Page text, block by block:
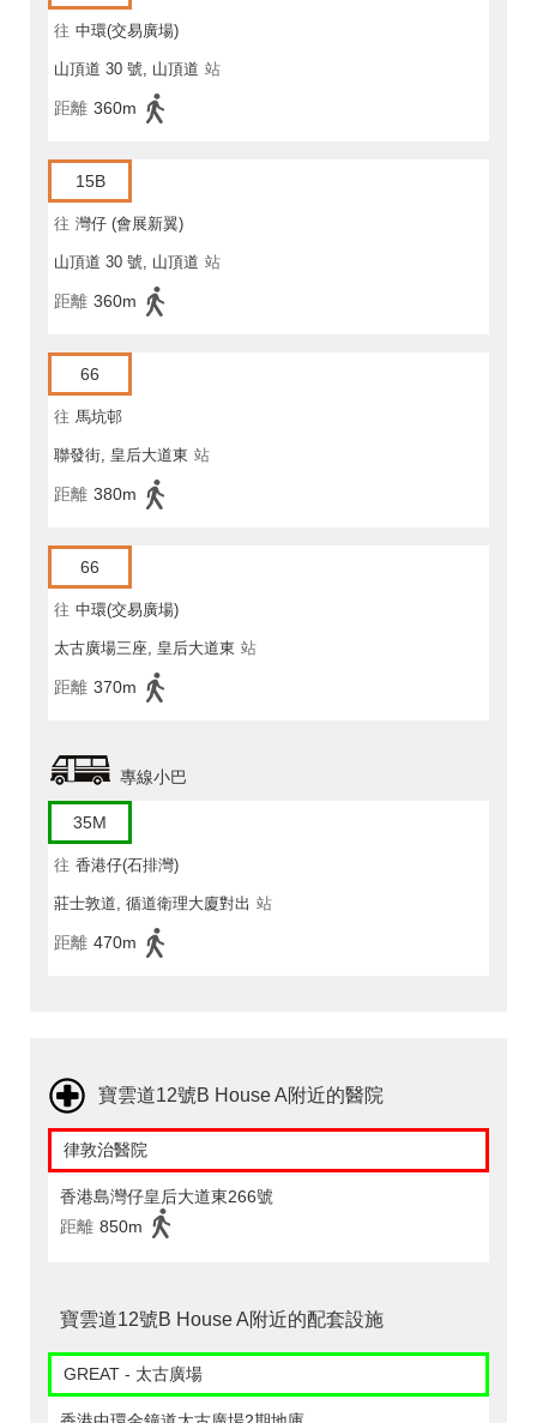
往 中環(交易廣場)
山頂道 30 號, 山頂道 站
距離 360m
15B
往 灣仔 (會展新翼)
山頂道 30 號, 山頂道 站
距離 360m
66
往 馬坑邨
聯發街, 皇后大道東 站
距離 380m
66
往 中環(交易廣場)
太古廣場三座, 皇后大道東 站
距離 370m
專線小巴
35M
往 香港仔(石排灣)
莊士敦道, 循道衛理大廈對出 站
距離 470m
寶雲道12號B House A附近的醫院
律敦治醫院
香港島灣仔皇后大道東266號
距離 850m
寶雲道12號B House A附近的配套設施
GREAT - 太古廣場